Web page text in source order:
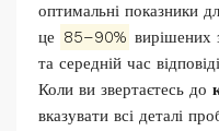
оптимальні показники
це 85–90% вирішених
та середній час
Коли ви звертаєтесь до
вказувати всі деталі